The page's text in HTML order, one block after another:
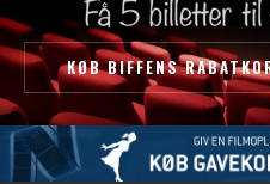
KØB BIFFENS